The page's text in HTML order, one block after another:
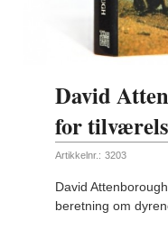
David
for
Artikkelnr.: 3203
David
beretning om